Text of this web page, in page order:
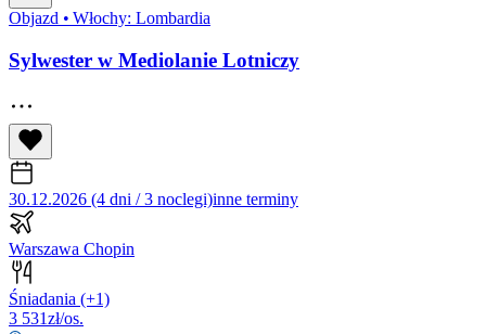
Objazd • Włochy: Lombardia
Sylwester w Mediolanie Lotniczy
30.12.2026 (4 dni / 3 noclegi)inne terminy
Warszawa Chopin
Śniadania (+1)
3 531zł/os.